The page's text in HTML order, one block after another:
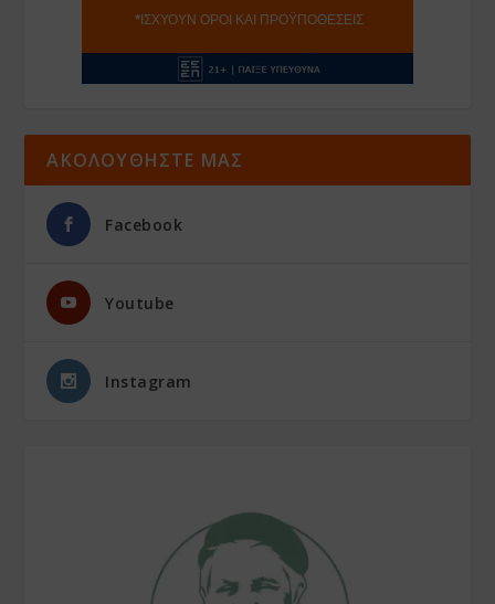
ΑΚΟΛΟΥΘΗΣΤΕ ΜΑΣ
Facebook
Youtube
Instagram